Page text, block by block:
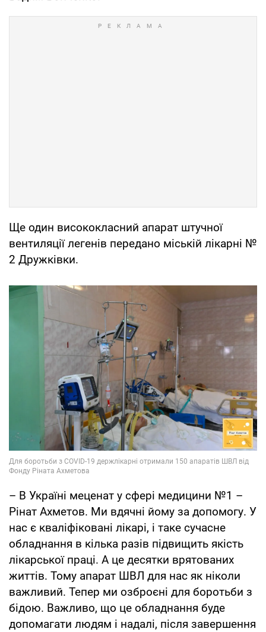
Ще один висококласний апарат штучної
вентиляції легенів передано міській лікарні №
2 Дружківки.
– В Україні меценат у сфері медицини №1 –
Рінат Ахметов. Ми вдячні йому за допомогу. У
нас є кваліфіковані лікарі, і таке сучасне
обладнання в кілька разів підвищить якість
лікарської праці. А це десятки врятованих
життів. Тому апарат ШВЛ для нас як ніколи
важливий. Тепер ми озброєні для боротьби з
бідою. Важливо, що це обладнання буде
допомагати людям і надалі, після завершення